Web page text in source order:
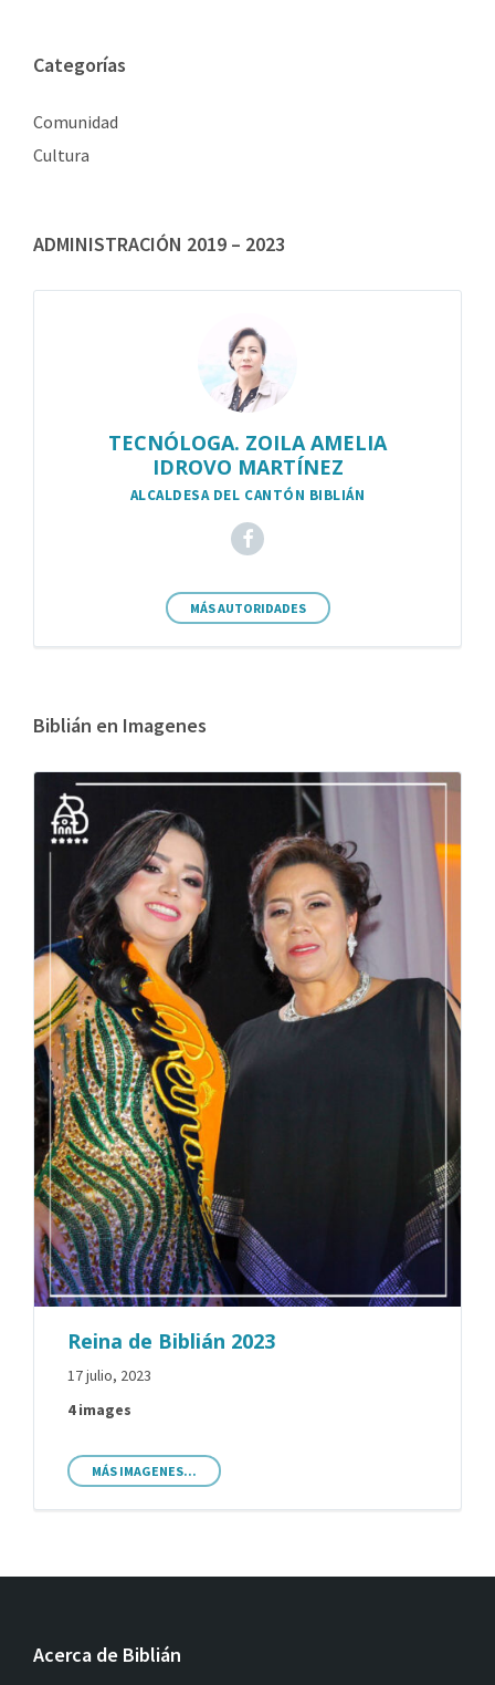
Categorías
Comunidad
Cultura
ADMINISTRACIÓN 2019 – 2023
TECNÓLOGA. ZOILA AMELIA
IDROVO MARTÍNEZ
ALCALDESA DEL CANTÓN BIBLIÁN
MÁS AUTORIDADES
Biblián en Imagenes
Reina de Biblián 2023
17 julio, 2023
4 images
MÁS IMAGENES...
Acerca de Biblián